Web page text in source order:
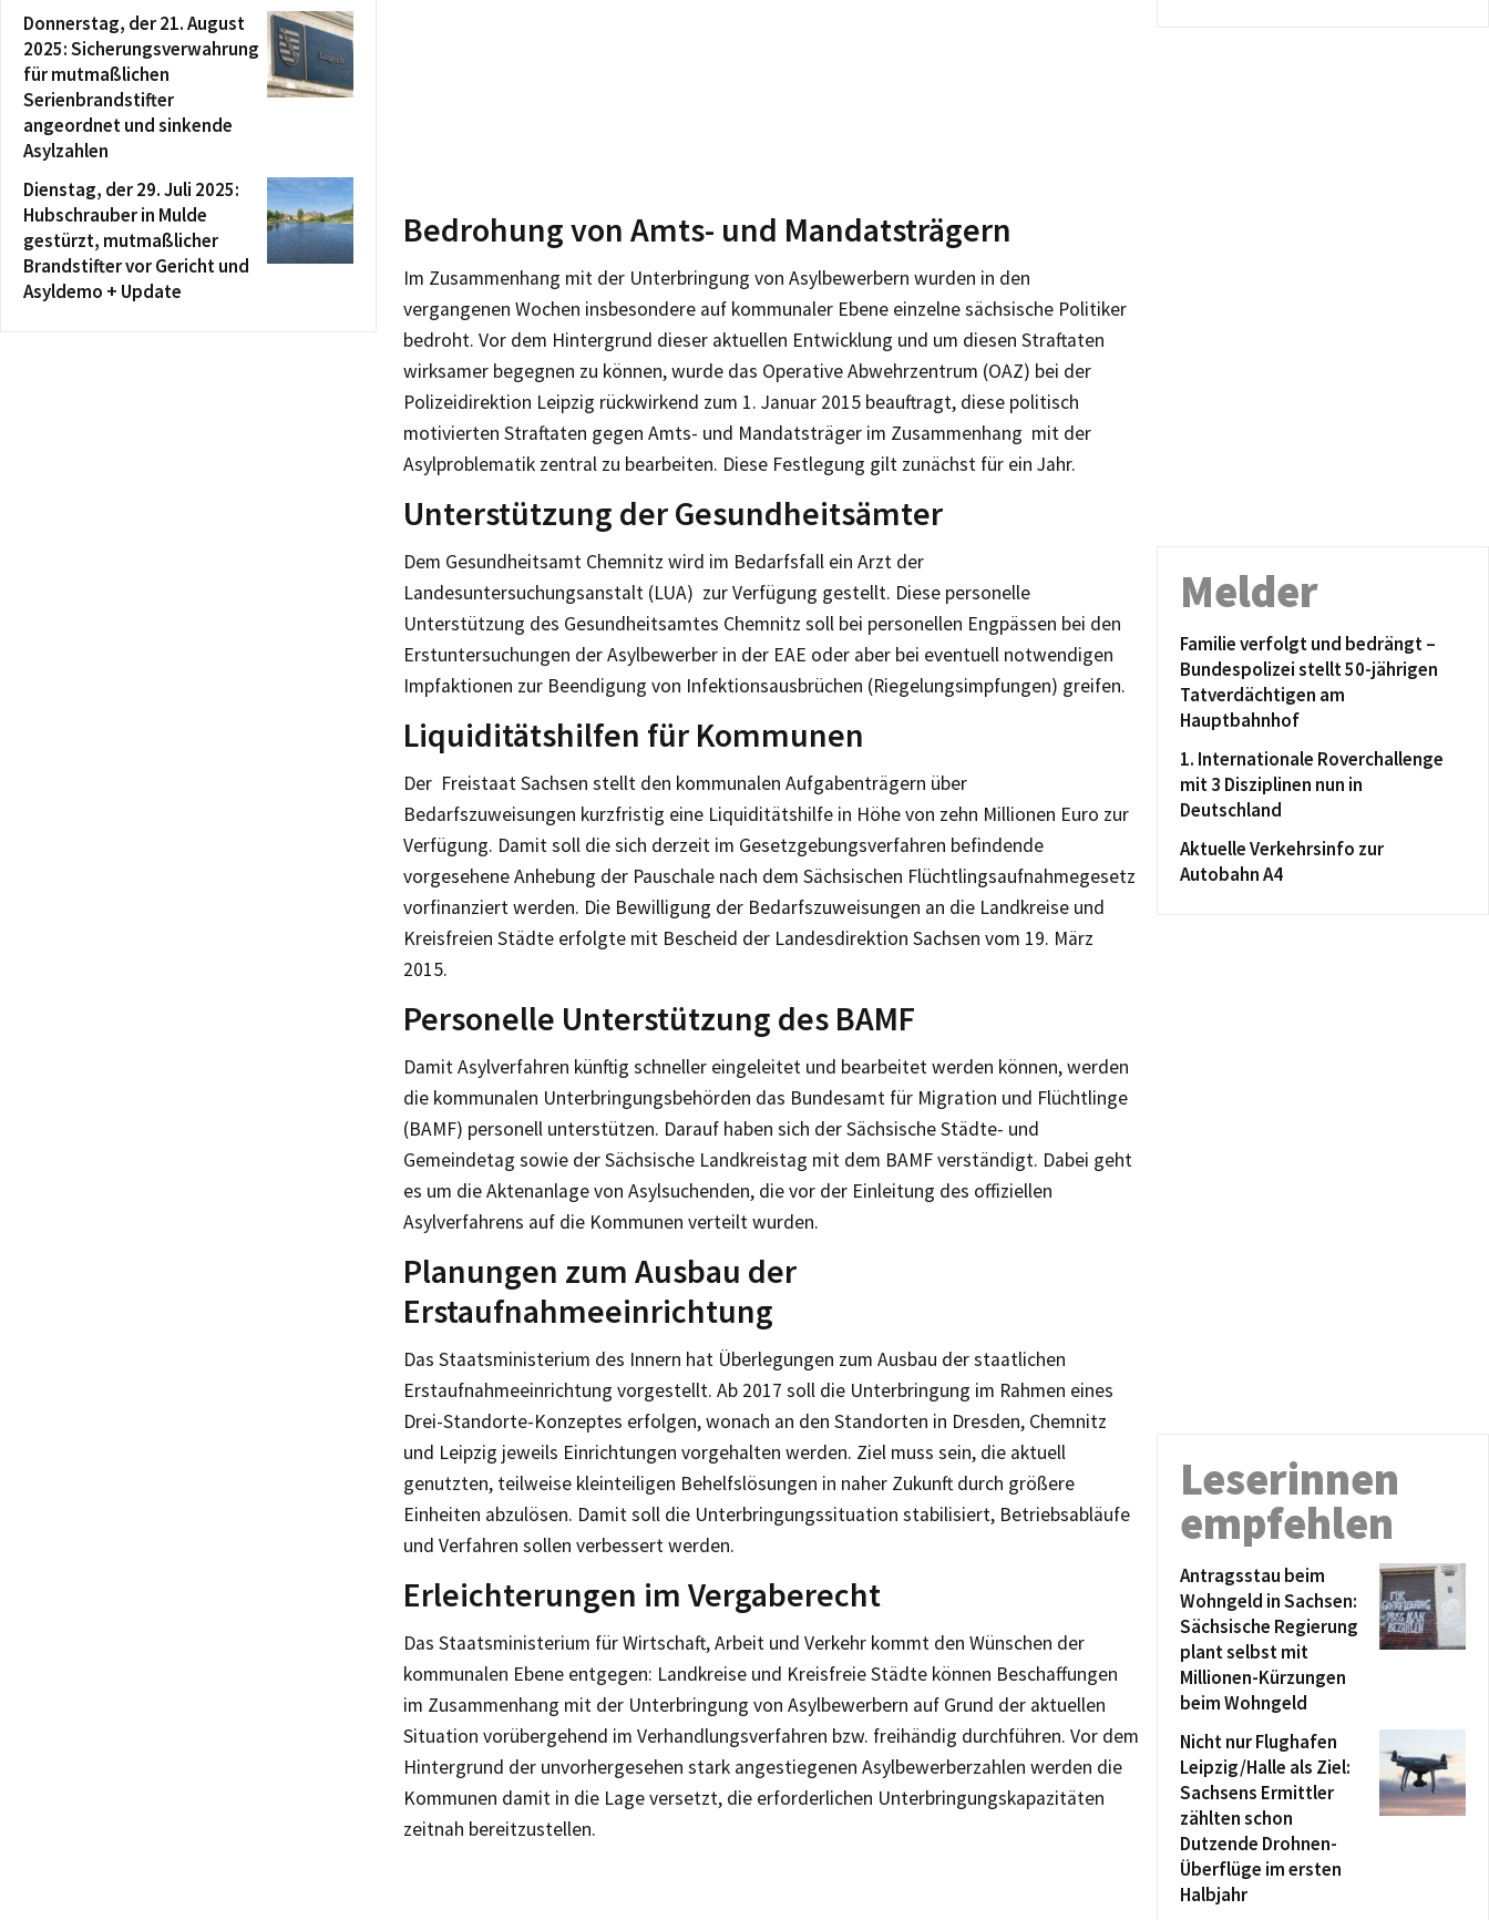
Bedrohung von Amts- und Mandatsträgern
Im Zusammenhang mit der Unterbringung von Asylbewerbern wurden in den
vergangenen Wochen insbesondere auf kommunaler Ebene einzelne sächsische Politiker
bedroht. Vor dem Hintergrund dieser aktuellen Entwicklung und um diesen Straftaten
wirksamer begegnen zu können, wurde das Operative Abwehrzentrum (OAZ) bei der
Polizeidirektion Leipzig rückwirkend zum 1. Januar 2015 beauftragt, diese politisch
motivierten Straftaten gegen Amts- und Mandatsträger im Zusammenhang mit der
Asylproblematik zentral zu bearbeiten. Diese Festlegung gilt zunächst für ein Jahr.
Unterstützung der Gesundheitsämter
Dem Gesundheitsamt Chemnitz wird im Bedarfsfall ein Arzt der
Landesuntersuchungsanstalt (LUA) zur Verfügung gestellt. Diese personelle
Unterstützung des Gesundheitsamtes Chemnitz soll bei personellen Engpässen bei den
Erstuntersuchungen der Asylbewerber in der EAE oder aber bei eventuell notwendigen
Impfaktionen zur Beendigung von Infektionsausbrüchen (Riegelungsimpfungen) greifen.
Liquiditätshilfen für Kommunen
Der Freistaat Sachsen stellt den kommunalen Aufgabenträgern über
Bedarfszuweisungen kurzfristig eine Liquiditätshilfe in Höhe von zehn Millionen Euro zur
Verfügung. Damit soll die sich derzeit im Gesetzgebungsverfahren befindende
vorgesehene Anhebung der Pauschale nach dem Sächsischen Flüchtlingsaufnahmegesetz
vorfinanziert werden. Die Bewilligung der Bedarfszuweisungen an die Landkreise und
Kreisfreien Städte erfolgte mit Bescheid der Landesdirektion Sachsen vom 19. März
2015.
Personelle Unterstützung des BAMF
Damit Asylverfahren künftig schneller eingeleitet und bearbeitet werden können, werden
die kommunalen Unterbringungsbehörden das Bundesamt für Migration und Flüchtlinge
(BAMF) personell unterstützen. Darauf haben sich der Sächsische Städte- und
Gemeindetag sowie der Sächsische Landkreistag mit dem BAMF verständigt. Dabei geht
es um die Aktenanlage von Asylsuchenden, die vor der Einleitung des offiziellen
Asylverfahrens auf die Kommunen verteilt wurden.
Planungen zum Ausbau der
Erstaufnahmeeinrichtung
Das Staatsministerium des Innern hat Überlegungen zum Ausbau der staatlichen
Erstaufnahmeeinrichtung vorgestellt. Ab 2017 soll die Unterbringung im Rahmen eines
Drei-Standorte-Konzeptes erfolgen, wonach an den Standorten in Dresden, Chemnitz
und Leipzig jeweils Einrichtungen vorgehalten werden. Ziel muss sein, die aktuell
genutzten, teilweise kleinteiligen Behelfslösungen in naher Zukunft durch größere
Einheiten abzulösen. Damit soll die Unterbringungssituation stabilisiert, Betriebsabläufe
und Verfahren sollen verbessert werden.
Erleichterungen im Vergaberecht
Das Staatsministerium für Wirtschaft, Arbeit und Verkehr kommt den Wünschen der
kommunalen Ebene entgegen: Landkreise und Kreisfreie Städte können Beschaffungen
im Zusammenhang mit der Unterbringung von Asylbewerbern auf Grund der aktuellen
Situation vorübergehend im Verhandlungsverfahren bzw. freihändig durchführen. Vor dem
Hintergrund der unvorhergesehen stark angestiegenen Asylbewerberzahlen werden die
Kommunen damit in die Lage versetzt, die erforderlichen Unterbringungskapazitäten
zeitnah bereitzustellen.
Donnerstag, der 21. August
2025: Sicherungsverwahrung
für mutmaßlichen
Serienbrandstifter
angeordnet und sinkende
Asylzahlen
Dienstag, der 29. Juli 2025:
Hubschrauber in Mulde
gestürzt, mutmaßlicher
Brandstifter vor Gericht und
Asyldemo + Update
Melder
Familie verfolgt und bedrängt –
Bundespolizei stellt 50-jährigen
Tatverdächtigen am
Hauptbahnhof
1. Internationale Roverchallenge
mit 3 Disziplinen nun in
Deutschland
Aktuelle Verkehrsinfo zur
Autobahn A4
Leserinnen
empfehlen
Antragsstau beim
Wohngeld in Sachsen:
Sächsische Regierung
plant selbst mit
Millionen-Kürzungen
beim Wohngeld
Nicht nur Flughafen
Leipzig/Halle als Ziel:
Sachsens Ermittler
zählten schon
Dutzende Drohnen-
Überflüge im ersten
Halbjahr